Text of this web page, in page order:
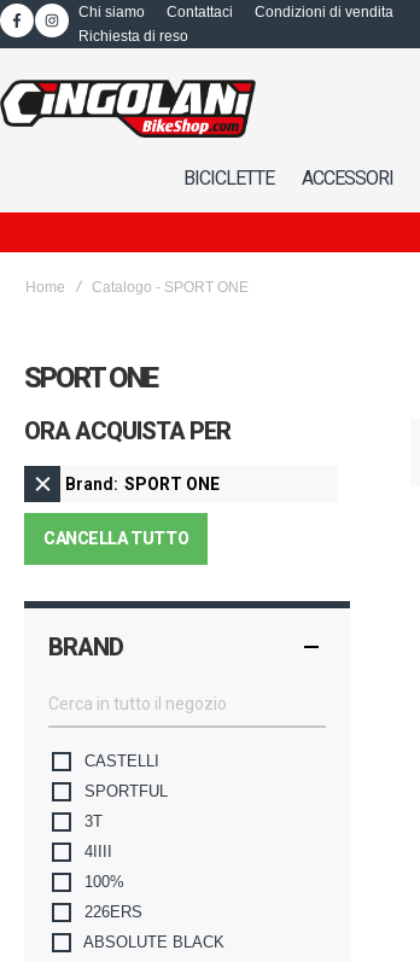
Chi siamo Contattaci
Condizioni di vendita
Richiesta di reso
BICICLETTE ACCESSORI
Home Catalogo - SPORT ONE
SPORT ONE
ORA ACQUISTA PER
Brand SPORT ONE
CANCELLA TUTTO
BRAND
CASTELLI
SPORTFUL
3T
4IIII
100%
226ERS
ABSOLUTE BLACK